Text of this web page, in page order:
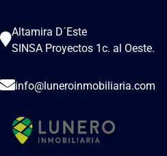
Altamira D´Este
SINSA Proyectos 1c. al Oeste.
info@luneroinmobiliaria.com